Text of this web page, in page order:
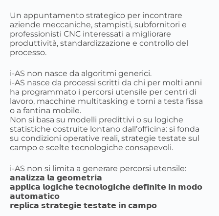
Un appuntamento strategico per incontrare
aziende meccaniche, stampisti, subfornitori e
professionisti CNC interessati a migliorare
produttività, standardizzazione e controllo del
processo.
i-AS non nasce da algoritmi generici.
i-AS nasce da processi scritti da chi per molti anni
ha programmato i percorsi utensile per centri di
lavoro, macchine multitasking e torni a testa fissa
o a fantina mobile.
Non si basa su modelli predittivi o su logiche
statistiche costruite lontano dall’officina: si fonda
su condizioni operative reali, strategie testate sul
campo e scelte tecnologiche consapevoli.
i-AS non si limita a generare percorsi utensile:
𝗮𝗻𝗮𝗹𝗶𝘇𝘇𝗮 𝗹𝗮 𝗴𝗲𝗼𝗺𝗲𝘁𝗿𝗶𝗮
𝗮𝗽𝗽𝗹𝗶𝗰𝗮 𝗹𝗼𝗴𝗶𝗰𝗵𝗲 𝘁𝗲𝗰𝗻𝗼𝗹𝗼𝗴𝗶𝗰𝗵𝗲 𝗱𝗲𝗳𝗶𝗻𝗶𝘁𝗲 𝗶𝗻 𝗺𝗼𝗱𝗼
𝗮𝘂𝘁𝗼𝗺𝗮𝘁𝗶𝗰𝗼
𝗿𝗲𝗽𝗹𝗶𝗰𝗮 𝘀𝘁𝗿𝗮𝘁𝗲𝗴𝗶𝗲 𝘁𝗲𝘀𝘁𝗮𝘁𝗲 𝗶𝗻 𝗰𝗮𝗺𝗽𝗼